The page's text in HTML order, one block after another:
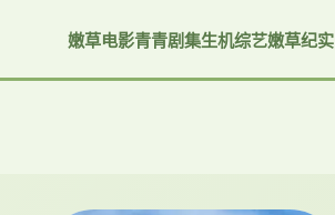
嫩草电影青青剧集生机综艺嫩草纪实